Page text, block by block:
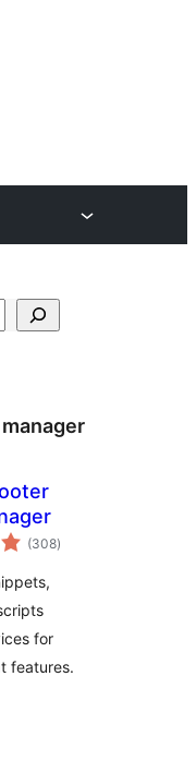
(308전
체)
for
features.